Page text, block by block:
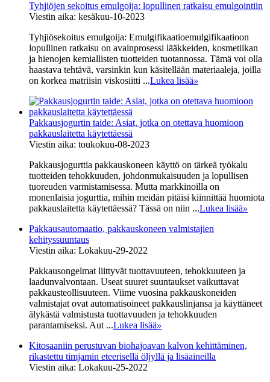
Tyhjiöjen sekoitus emulgoija: lopullinen ratkaisu emulgointiin
Viestin aika: kesäkuu-10-2023
Tyhjiösekoitus emulgoija: Emulgifikaatioemulgifikaatioon
lopullinen ratkaisu on avainprosessi lääkkeiden, kosmetiikan
ja hienojen kemiallisten tuotteiden tuotannossa. Tämä voi olla
haastava tehtävä, varsinkin kun käsitellään materiaaleja, joilla
on korkea matriisin viskosiitti ...Lukea lisää»
Pakkausjogurtin taide: Asiat, jotka on otettava huomioon
pakkauslaitetta käytettäessä
Viestin aika: toukokuu-08-2023
Pakkausjogurttia pakkauskoneen käyttö on tärkeä työkalu
tuotteiden tehokkuuden, johdonmukaisuuden ja lopullisen
tuoreuden varmistamisessa. Mutta markkinoilla on
monenlaisia ​​jogurttia, mihin meidän pitäisi kiinnittää huomiota
pakkauslaitetta käytettäessä? Tässä on niin ...Lukea lisää»
Pakkausautomaatio, pakkauskoneen valmistajien
kehityssuuntaus
Viestin aika: Lokakuu-29-2022
Pakkausongelmat liittyvät tuottavuuteen, tehokkuuteen ja
laadunvalvontaan. Useat suuret suuntaukset vaikuttavat
pakkausteollisuuteen. Viime vuosina pakkauskoneiden
valmistajat ovat automatisoineet pakkauslinjansa ja käyttäneet
älykästä valmistusta tuottavuuden ja tehokkuuden
parantamiseksi. Aut ...Lukea lisää»
Kitosaaniin perustuvan biohajoavan kalvon kehittäminen,
rikastettu timjamin eteerisellä öljyllä ja lisäaineilla
Viestin aika: Lokakuu-25-2022